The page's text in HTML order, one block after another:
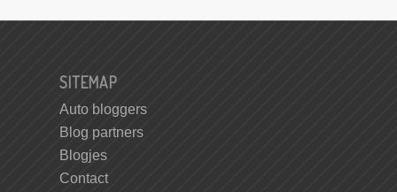
SITEMAP
Auto bloggers
Blog partners
Blogjes
Contact